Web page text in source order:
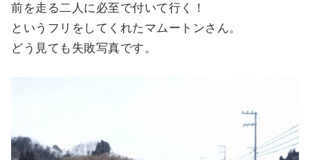
前を走る二人に必至で付いて行く！
というフリをしてくれたマムートンさん。
どう見ても失敗写真です。